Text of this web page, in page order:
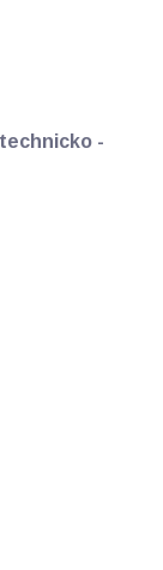
-